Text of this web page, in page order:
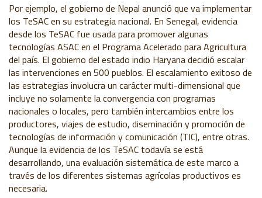
Por ejemplo, el gobierno de Nepal anunció que va implementar
los TeSAC en su estrategia nacional. En Senegal, evidencia
desde los TeSAC fue usada para promover algunas
tecnologías ASAC en el Programa Acelerado para Agricultura
del país. El gobierno del estado indio Haryana decidió escalar
las intervenciones en 500 pueblos. El escalamiento exitoso de
las estrategias involucra un carácter multi-dimensional que
incluye no solamente la convergencia con programas
nacionales o locales, pero también intercambios entre los
productores, viajes de estudio, diseminación y promoción de
tecnologías de información y comunicación (TIC), entre otras.
Aunque la evidencia de los TeSAC todavía se está
desarrollando, una evaluación sistemática de este marco a
través de los diferentes sistemas agrícolas productivos es
necesaria.